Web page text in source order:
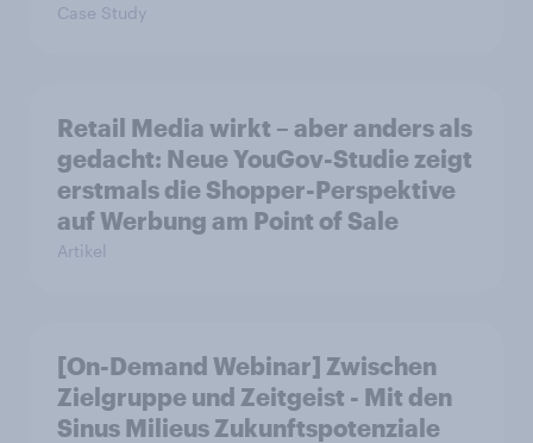
Case Study
Retail Media wirkt – aber anders als
gedacht: Neue YouGov-Studie zeigt
erstmals die Shopper-Perspektive
auf Werbung am Point of Sale
Artikel
[On-Demand Webinar] Zwischen
Zielgruppe und Zeitgeist - Mit den
Sinus Milieus Zukunftspotenziale